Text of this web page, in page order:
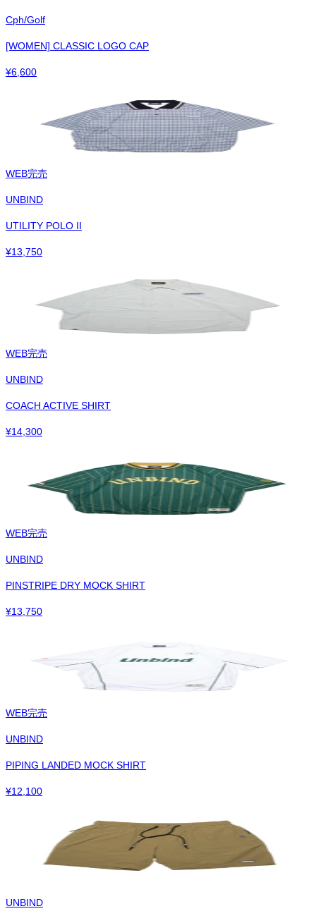
Cph/Golf
[WOMEN] CLASSIC LOGO CAP
¥6,600
WEB完売
UNBIND
UTILITY POLO II
¥13,750
WEB完売
UNBIND
COACH ACTIVE SHIRT
¥14,300
WEB完売
UNBIND
PINSTRIPE DRY MOCK SHIRT
¥13,750
WEB完売
UNBIND
PIPING LANDED MOCK SHIRT
¥12,100
UNBIND